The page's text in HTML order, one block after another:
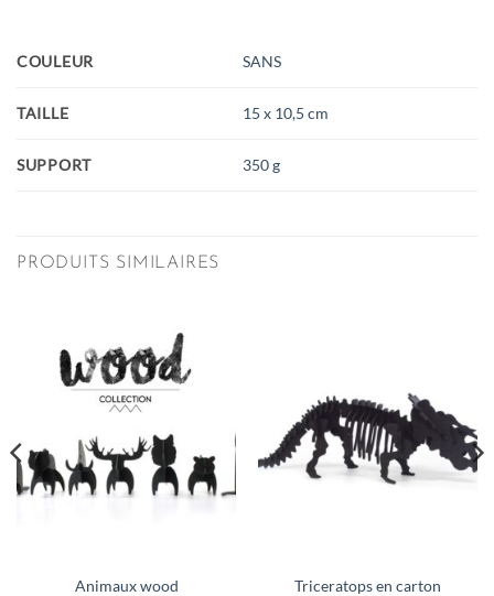
COULEUR SANS
TAILLE 15 x 10,5 cm
SUPPORT 350 g
PRODUITS SIMILAIRES
Animaux wood
Triceratops en carton